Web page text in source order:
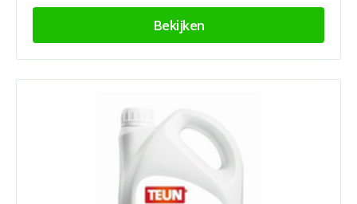
Bekijken